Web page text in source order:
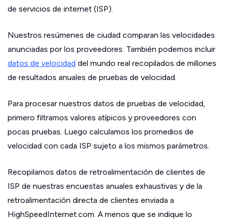
de servicios de internet (ISP).
Nuestros resúmenes de ciudad comparan las velocidades
anunciadas por los proveedores. También podemos incluir
datos de velocidad del mundo real recopilados de millones
de resultados anuales de pruebas de velocidad.
Para procesar nuestros datos de pruebas de velocidad,
primero filtramos valores atípicos y proveedores con
pocas pruebas. Luego calculamos los promedios de
velocidad con cada ISP sujeto a los mismos parámetros.
Recopilamos datos de retroalimentación de clientes de
ISP de nuestras encuestas anuales exhaustivas y de la
retroalimentación directa de clientes enviada a
HighSpeedInternet.com. A menos que se indique lo